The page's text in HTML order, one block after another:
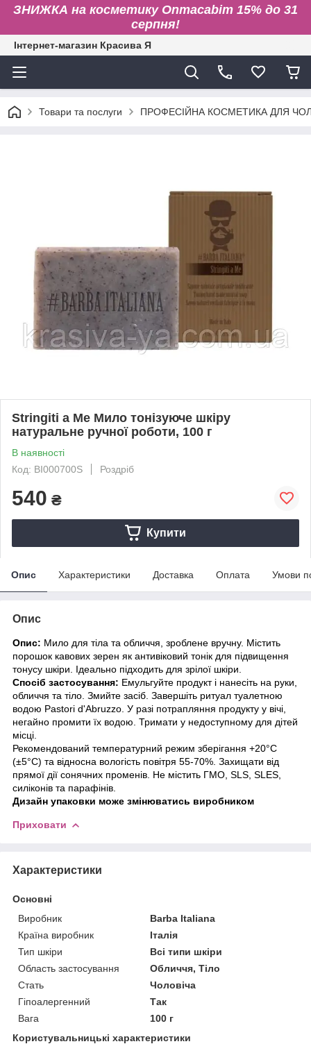
ЗНИЖКА на косметику Onmacabim 15% до 31
серпня!
Інтернет-магазин Красива Я
Товари та послуги ПРОФЕСІЙНА КОСМЕТИКА ДЛЯ
Stringiti a Me Мило тонізуюче шкіру
натуральне ручної роботи, 100 г
В наявності
Код: BI000700S
Роздріб
540 ₴
Купити
Опис Характеристики Доставка Оплата Умови
Опис
Опис: Мило для тіла та обличчя, зроблене вручну. Містить
порошок кавових зерен як антивіковий тонік для підвищення
тонусу шкіри. Ідеально підходить для зрілої шкіри.
Спосіб застосування: Емульгуйте продукт і нанесіть на руки,
обличчя та тіло. Змийте засіб. Завершіть ритуал туалетною
водою Pastori d'Abruzzo. У разі потрапляння продукту у вічі,
негайно промити їх водою. Тримати у недоступному для дітей
місці.
Рекомендований температурний режим зберігання +20°С
(±5°С) та відносна вологість повітря 55-70%. Захищати від
прямої дії сонячних променів. Не містить ГМО, SLS, SLES,
силіконів та парафінів.
Дизайн упаковки може змінюватись виробником
Приховати
Характеристики
Основні
Виробник
Barba Italiana
Країна виробник
Італія
Тип шкіри
Всі типи шкіри
Область застосування
Обличчя, Тіло
Стать
Чоловіча
Гіпоалергенний
Так
Вага
100 г
Користувальницькі характеристики